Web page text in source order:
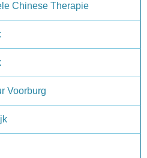
Chinese Therapie
Voorburg